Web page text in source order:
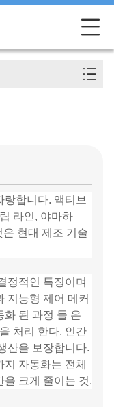
합니다. 액티브
라인, 야마하
현대 제조 기술
정적인 특징이며
지능형 제어 메커
화 된 과정 들 은
처리 한다, 인간
산을 보장합니다.
자동화는 전체
을 크게 줄이는 것.